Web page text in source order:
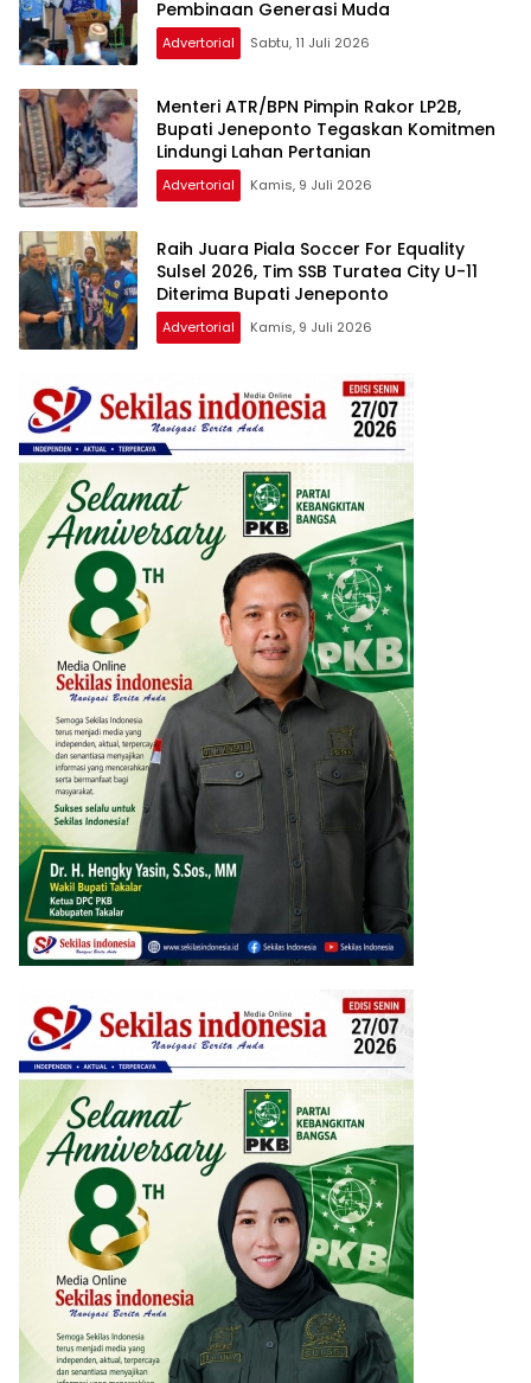
Pembinaan Generasi Muda
Advertorial Sabtu, 11 Juli 2026
Menteri ATR/BPN Pimpin Rakor LP2B,
Bupati Jeneponto Tegaskan Komitmen
Lindungi Lahan Pertanian
Advertorial Kamis, 9 Juli 2026
Raih Juara Piala Soccer For Equality
Sulsel 2026, Tim SSB Turatea City U-11
Diterima Bupati Jeneponto
Advertorial Kamis, 9 Juli 2026